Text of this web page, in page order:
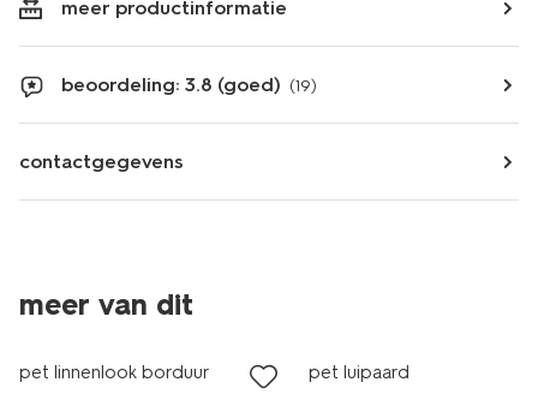
meer productinformatie
beoordeling: 3.8 (goed) (19)
contactgegevens
meer van dit
pet linnenlook borduur pet luipaard